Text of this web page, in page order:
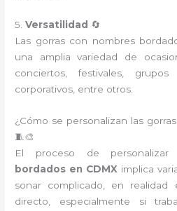
5.Versatilidad 🔄
Las gorras con nombres
una amplia variedad de
conciertos, festivales,
corporativos, entre otros.
¿Cómo se personalizan las
🧵🎨
El proceso de
bordados en CDMX implica
sonar complicado, en
directo, especialmente si